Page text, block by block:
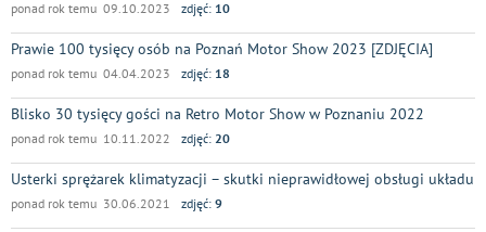
ponad rok temu 09.10.2023 zdjęć: 10
Prawie 100 tysięcy osób na Poznań Motor Show 2023 [ZDJĘCIA]
ponad rok temu 04.04.2023 zdjęć: 18
Blisko 30 tysięcy gości na Retro Motor Show w Poznaniu 2022
ponad rok temu 10.11.2022 zdjęć: 20
Usterki sprężarek klimatyzacji – skutki nieprawidłowej obsługi układu
ponad rok temu 30.06.2021 zdjęć: 9